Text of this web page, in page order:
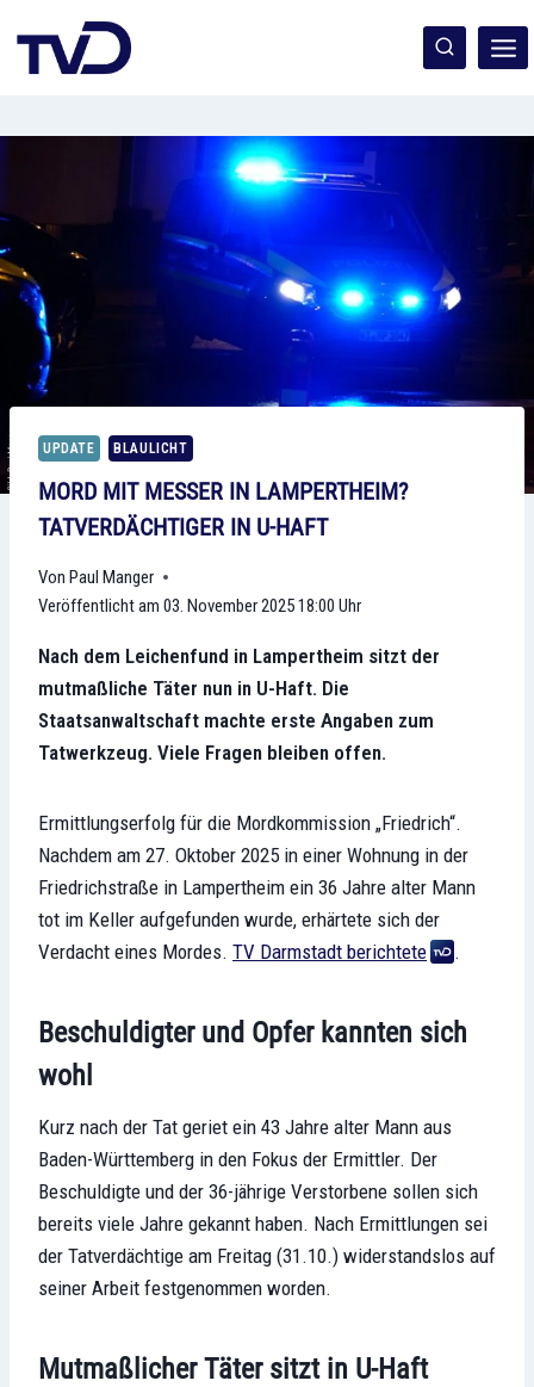
Inhalt
springen
UPDATE BLAULICHT
MORD MIT MESSER IN LAMPERTHEIM?
TATVERDÄCHTIGER IN U-HAFT
Paul Manger
Veröffentlicht am 03. November 2025 18:00 Uhr
Nach dem Leichenfund in Lampertheim sitzt der
mutmaßliche Täter nun in U-Haft. Die
Staatsanwaltschaft machte erste Angaben zum
Tatwerkzeug. Viele Fragen bleiben offen.
Ermittlungserfolg für die Mordkommission „Friedrich“.
Nachdem am 27. Oktober 2025 in einer Wohnung in der
Friedrichstraße in Lampertheim ein 36 Jahre alter Mann
tot im Keller aufgefunden wurde, erhärtete sich der
Verdacht eines Mordes. TV Darmstadt berichtete .
Beschuldigter und Opfer kannten sich
wohl
Kurz nach der Tat geriet ein 43 Jahre alter Mann aus
Baden-Württemberg in den Fokus der Ermittler. Der
Beschuldigte und der 36-jährige Verstorbene sollen sich
bereits viele Jahre gekannt haben. Nach Ermittlungen sei
der Tatverdächtige am Freitag (31.10.) widerstandslos auf
seiner Arbeit festgenommen worden.
Mutmaßlicher Täter sitzt in U-Haft